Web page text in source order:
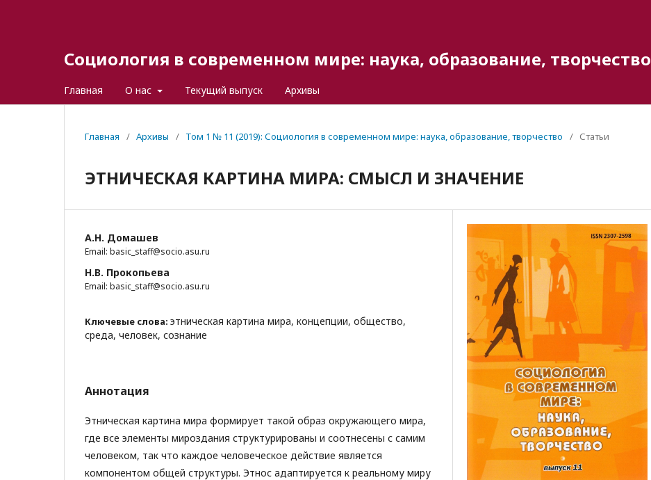
Социология в современном мире: наука, образование, творчество
Главная О нас Текущий выпуск Архивы
Главная / Архивы / Том 1 № 11 (2019): Социология в современном мире: наука, образование, творчество / Статьи
ЭТНИЧЕСКАЯ КАРТИНА МИРА: СМЫСЛ И ЗНАЧЕНИЕ
А.Н. Домашев
Email: basic_staff@socio.asu.ru
Н.В. Прокопьева
Email: basic_staff@socio.asu.ru
Ключевые слова: этническая картина мира, концепции, общество,
среда, человек, сознание
Аннотация
Этническая картина мира формирует такой образ окружающего мира,
где все элементы мироздания структурированы и соотнесены с самим
человеком, так что каждое человеческое действие является
компонентом общей структуры. Этнос адаптируется к реальному миру